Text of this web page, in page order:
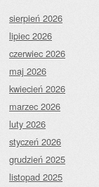
sierpień 2026
lipiec 2026
czerwiec 2026
maj 2026
kwiecień 2026
marzec 2026
luty 2026
styczeń 2026
grudzień 2025
listopad 2025